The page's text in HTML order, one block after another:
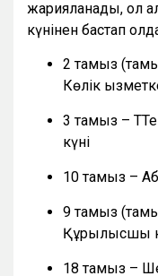
жарияланады, ол
күнінен бастап
2 тамыз
Көлік
3 тамыз –
күні
10 тамыз –
9 тамыз
Құрылысшы
18 тамыз –